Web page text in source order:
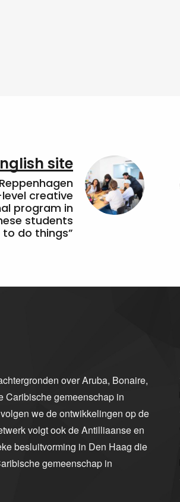
site
creative
program in
students
do things”
over Aruba, Bonaire,
Caribische gemeenschap in
we de ontwikkelingen op de
volgt ook de Antilliaanse en
besluitvorming in Den Haag die
gemeenschap in